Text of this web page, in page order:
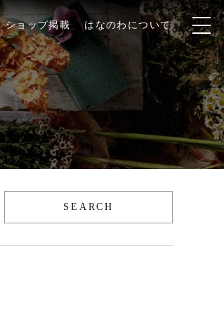
ショップ掲載 はなのわについて